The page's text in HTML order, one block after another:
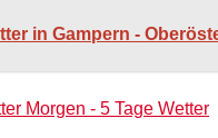
in Gampern -
Morgen - 5 Tage Wetter